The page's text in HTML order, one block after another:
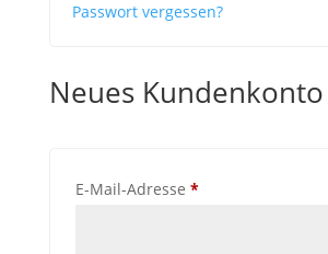
Passwort vergessen?
Neues
E-Mail-Adresse *Erforderlich